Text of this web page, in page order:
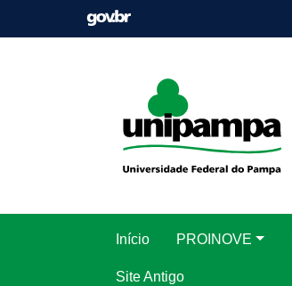
Início PROINOVE
Site Antigo